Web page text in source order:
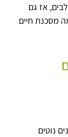
אז גם
מסכנת חיים
נוטים